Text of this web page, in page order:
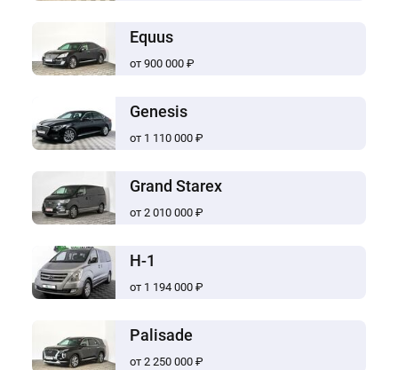
Equus
от 900 000 ₽
Genesis
от 1 110 000 ₽
Grand Starex
от 2 010 000 ₽
H-1
от 1 194 000 ₽
Palisade
от 2 250 000 ₽